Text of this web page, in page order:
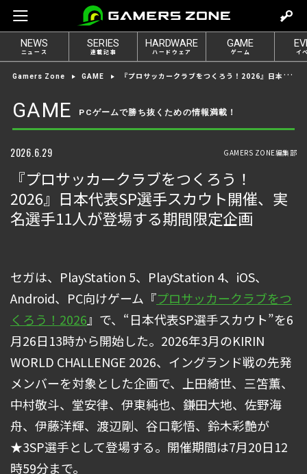
e
t
o
g
NEWS
ニュース
SERIES
連載記事
HARDWARE
ハードウェア
GAME
ゲーム イ
Gamers Zone GAME 『プロサッカークラブをつくろう！2026』日本代表SP選手スカウト開催、実名選手11人が登場する期間限定企画
GAME PCゲームで勝ち抜くための情報満載！
2026.6.29 GAMERS ZONE編集部
『プロサッカークラブをつくろう！
2026』日本代表SP選手スカウト開催、実
名選手11人が登場する期間限定企画
セガは、PlayStation 5、PlayStation 4、iOS、
Android、PC向けゲーム『プロサッカークラブをつ
くろう！2026』で、“日本代表SP選手スカウト”を6
月26日13時から開始した。2026年3月のKIRIN
WORLD CHALLENGE 2026、イングランド戦の先発
メンバーを対象とした企画で、上田綺世、三笘薫、
中村敬斗、堂安律、伊東純也、鎌田大地、佐野海
舟、伊藤洋輝、渡辺剛、谷口彰悟、鈴木彩艶が
★3SP選手として登場する。開催期間は7月20日12
時59分まで。